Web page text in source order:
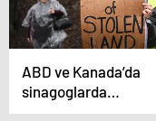
bağlı”
ABD ve Kanada’da
sinagoglarda
Filistinlilere ait